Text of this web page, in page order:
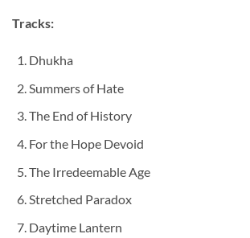
Tracks:
Dhukha
Summers of Hate
The End of History
For the Hope Devoid
The Irredeemable Age
Stretched Paradox
Daytime Lantern